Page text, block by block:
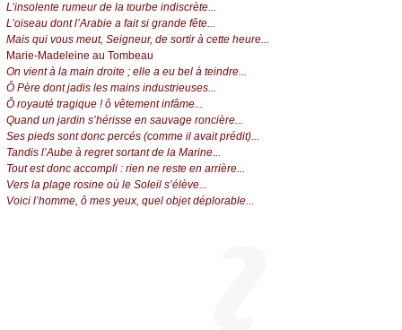
L’insolente rumeur de la tourbe indiscrète...
L’oiseau dont l’Arabie a fait si grande fête...
Mais qui vous meut, Seigneur, de sortir à cette heure...
Marie-Madeleine au Tombeau
On vient à la main droite ; elle a eu bel à teindre...
Ô Père dont jadis les mains industrieuses...
Ô royauté tragique ! ô vêtement infâme...
Quand un jardin s’hérisse en sauvage roncière...
Ses pieds sont donc percés (comme il avait prédit)...
Tandis l’Aube à regret sortant de la Marine...
Tout est donc accompli : rien ne reste en arrière...
Vers la plage rosine où le Soleil s’élève...
Voici l’homme, ô mes yeux, quel objet déplorable...